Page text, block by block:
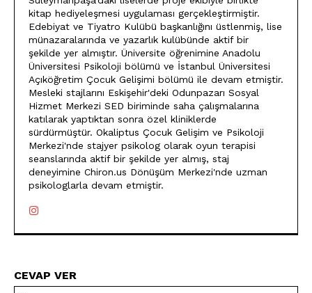
kitap hediyeleşmesi uygulaması gerçekleştirmiştir.
Edebiyat ve Tiyatro Kulübü başkanlığını üstlenmiş, lise
münazaralarında ve yazarlık kulübünde aktif bir
şekilde yer almıştır. Üniversite öğrenimine Anadolu
Üniversitesi Psikoloji bölümü ve İstanbul Üniversitesi
Açıköğretim Çocuk Gelişimi bölümü ile devam etmiştir.
Mesleki stajlarını Eskişehir'deki Odunpazarı Sosyal
Hizmet Merkezi SED biriminde saha çalışmalarına
katılarak yaptıktan sonra özel kliniklerde
sürdürmüştür. Okaliptus Çocuk Gelişim ve Psikoloji
Merkezi'nde stajyer psikolog olarak oyun terapisi
seanslarında aktif bir şekilde yer almış, staj
deneyimine Chiron.us Dönüşüm Merkezi'nde uzman
psikologlarla devam etmiştir.
CEVAP VER